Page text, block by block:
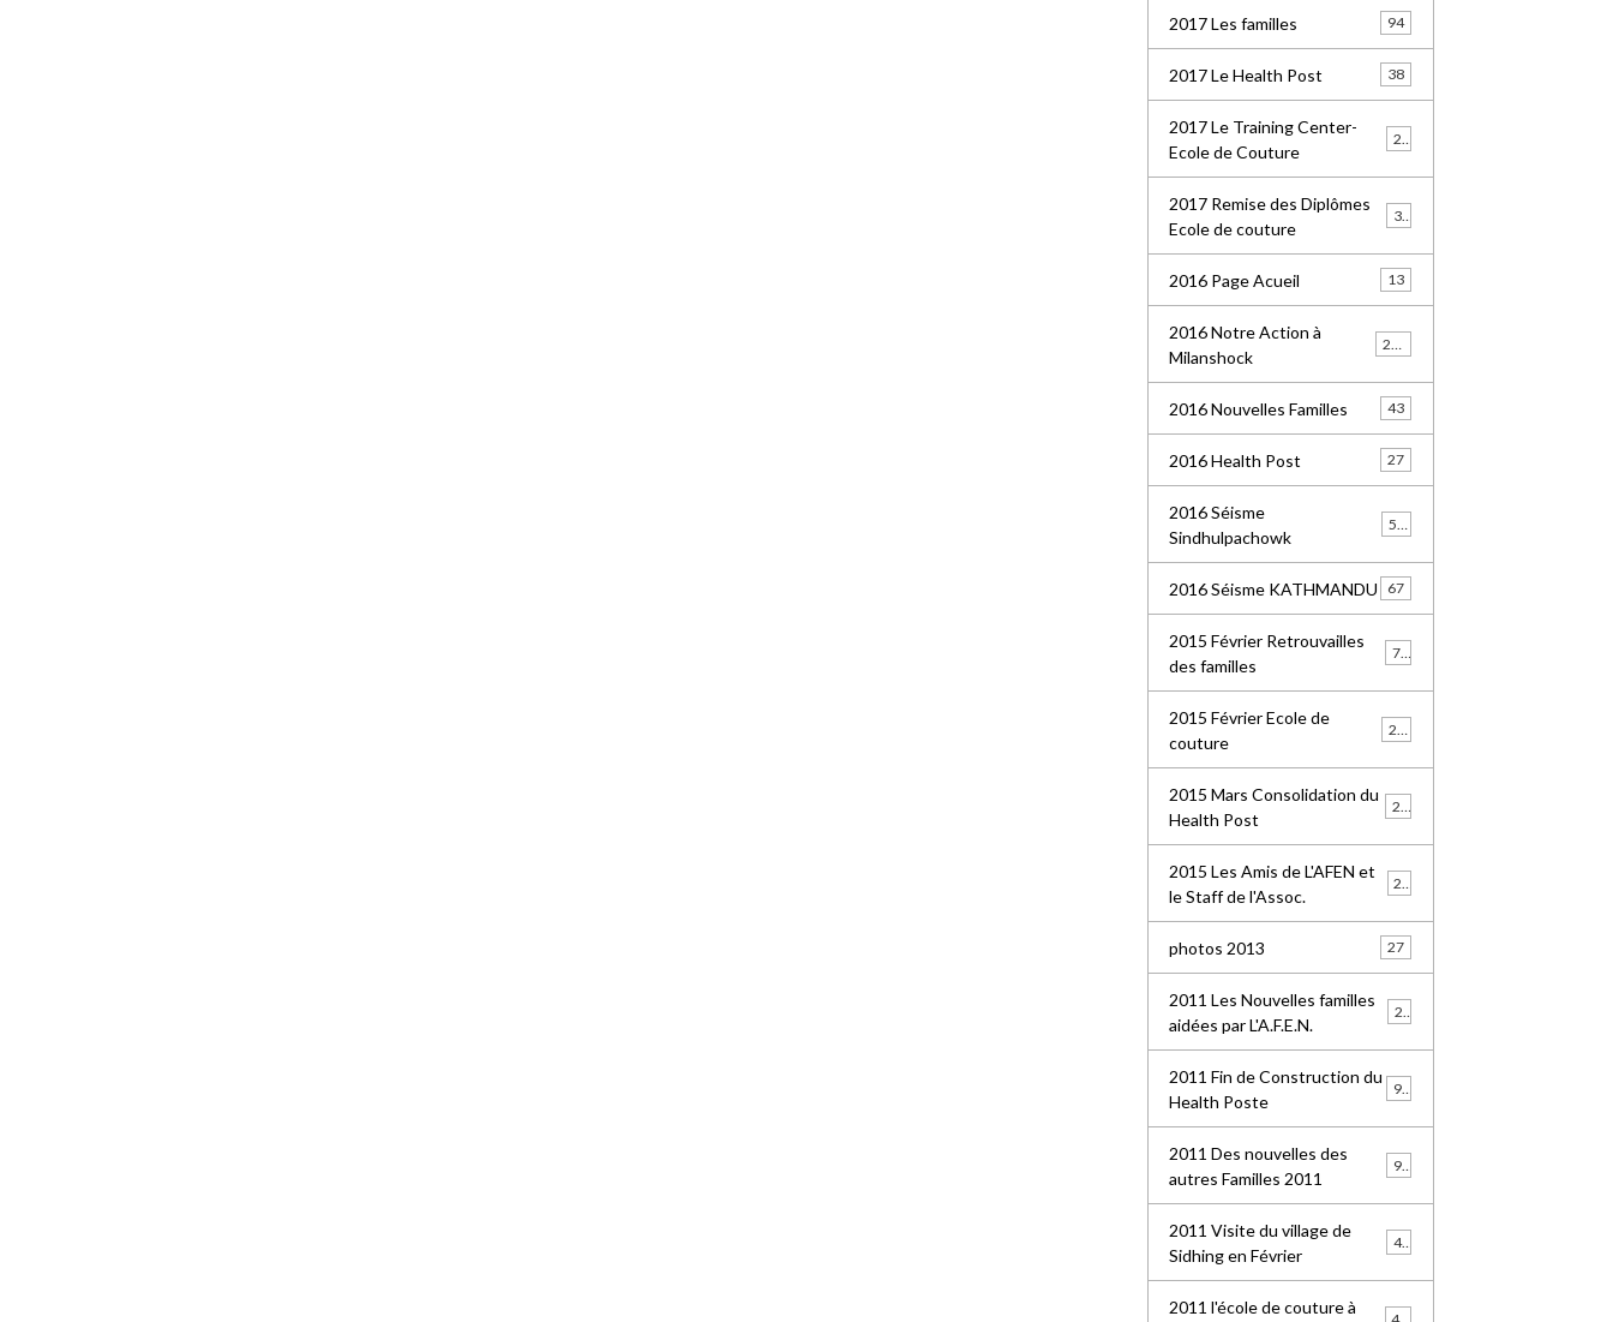
2017 Les familles 94
2017 Le Health Post 38
2017 Le Training Center-
Ecole de Couture
2017 Remise des Diplômes
Ecole de couture
2016 Page Acueil 13
2016 Notre Action à
Milanshock
2016 Nouvelles Familles 43
2016 Health Post 27
2016 Séisme
Sindhulpachowk
2016 Séisme KATHMANDU 67
2015 Février Retrouvailles
des familles
77
2015 Février Ecole de
couture
2015 Mars Consolidation du
Health Post
2015 Les Amis de L'AFEN et
le Staff de l'Assoc.
photos 2013 27
2011 Les Nouvelles familles
aidées par L'A.F.E.N.
2011 Fin de Construction du
Health Poste
99
2011 Des nouvelles des
autres Familles 2011
2011 Visite du village de
Sidhing en Février
41
2011 l'école de couture à
49